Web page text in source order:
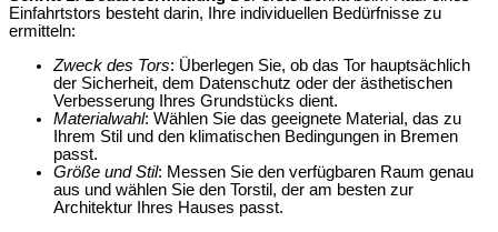
Einfahrtstors besteht darin, Ihre individuellen Bedürfnisse zu
ermitteln:
Zweck des Tors: Überlegen Sie, ob das Tor hauptsächlich
der Sicherheit, dem Datenschutz oder der ästhetischen
Verbesserung Ihres Grundstücks dient.
Materialwahl: Wählen Sie das geeignete Material, das zu
Ihrem Stil und den klimatischen Bedingungen in Bremen
passt.
Größe und Stil: Messen Sie den verfügbaren Raum genau
aus und wählen Sie den Torstil, der am besten zur
Architektur Ihres Hauses passt.